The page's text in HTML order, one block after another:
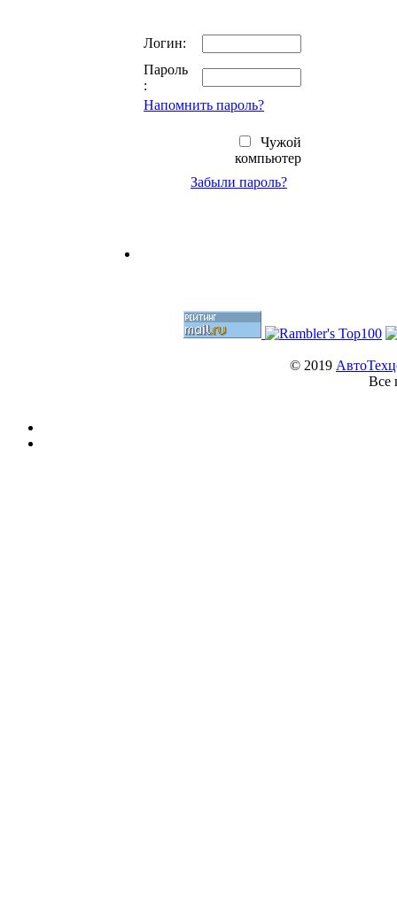
Логин:
Пароль
:
Напомнить пароль?
Чужой
компьютер
Забыли пароль?
© 2019
Все